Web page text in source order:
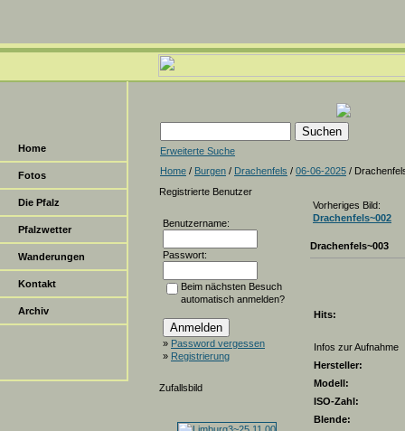
Home
Fotos
Die Pfalz
Pfalzwetter
Wanderungen
Kontakt
Archiv
Erweiterte Suche
Home / Burgen / Drachenfels / 06-06-2025 /
Registrierte Benutzer
Benutzername:
Passwort:
Beim nächsten Besuch
automatisch anmelden?
» Password vergessen
» Registrierung
Zufallsbild
Vorheriges Bild:
Drachenfels~002
Drachenfels~003
Hits:
Infos zur Aufnahme
Hersteller:
Modell:
ISO-Zahl:
Blende: